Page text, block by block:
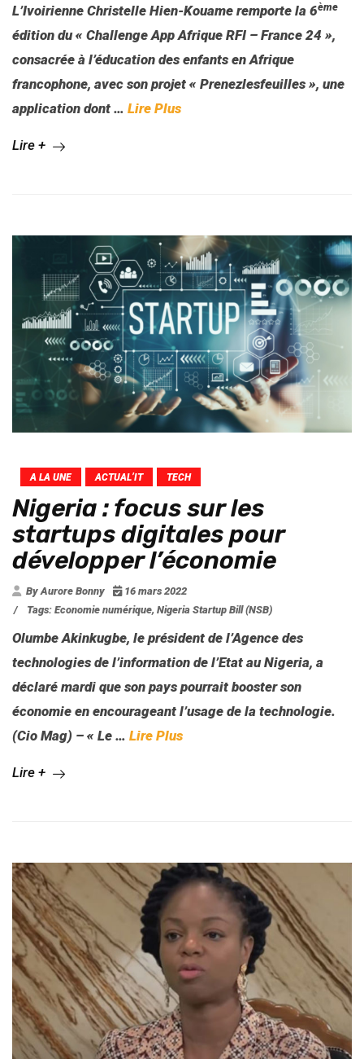
L’Ivoirienne Christelle Hien-Kouame remporte la 6ème
édition du « Challenge App Afrique RFI – France 24 »,
consacrée à l’éducation des enfants en Afrique
francophone, avec son projet « Prenezlesfeuilles », une
application dont … Lire Plus
Lire +
A LA UNE ACTUAL’IT TECH
Nigeria : focus sur les
startups digitales pour
développer l’économie
By Aurore Bonny
16 mars 2022
/
Tags: Economie numérique, Nigeria Startup Bill (NSB)
Olumbe Akinkugbe, le président de l’Agence des
technologies de l’information de l’Etat au Nigeria, a
déclaré mardi que son pays pourrait booster son
économie en encourageant l’usage de la technologie.
(Cio Mag) – « Le … Lire Plus
Lire +